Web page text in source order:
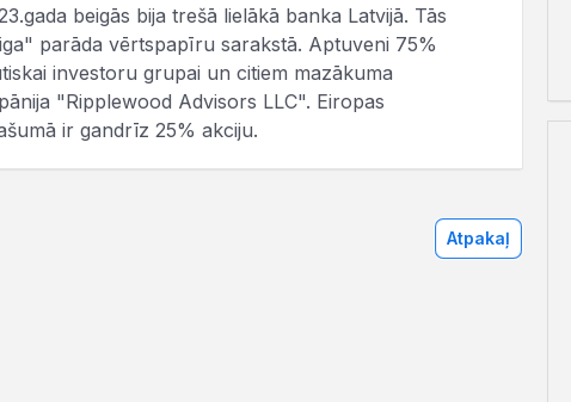
beigās bija trešā lielākā banka Latvijā. Tās
parāda vērtspapīru sarakstā. Aptuveni 75%
investoru grupai un citiem mazākuma
"Ripplewood Advisors LLC". Eiropas
ir gandrīz 25% akciju.
Atpakaļ